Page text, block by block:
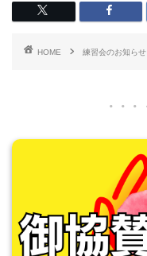
HOME 練習会のお知らせ